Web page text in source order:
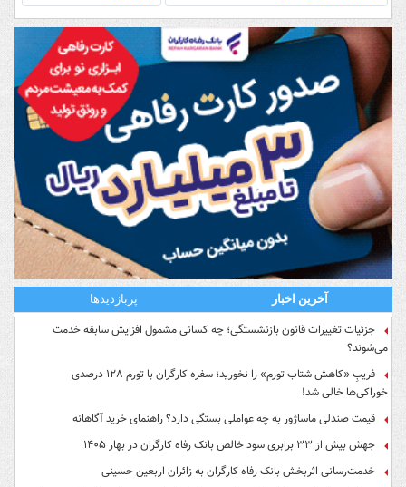
آخرین اخبار پربازدیدها
جزئیات تغییرات قانون بازنشستگی؛ چه کسانی مشمول افزایش سابقه خدمت
می‌شوند؟
فریبِ «کاهش شتاب تورم» را نخورید؛ سفره کارگران با تورم ۱۲۸ درصدی
خوراکی‌ها خالی شد!
قیمت صندلی ماساژور به چه عواملی بستگی دارد؟ راهنمای خرید آگاهانه
جهش بیش از ۳۳ برابری سود خالص بانک رفاه کارگران در بهار ۱۴۰۵
خدمت‌رسانی اثربخش بانک رفاه کارگران به زائران اربعین حسینی